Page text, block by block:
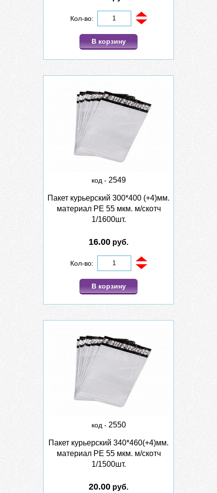
Кол-во:
В корзину
код - 2549
Пакет курьерский 300*400 (+4)мм.
материал PE 55 мкм. м/скотч
1/1600шт.
16.00 руб.
Кол-во:
В корзину
код - 2550
Пакет курьерский 340*460(+4)мм.
материал PE 55 мкм. м/скотч
1/1500шт.
20.00 руб.